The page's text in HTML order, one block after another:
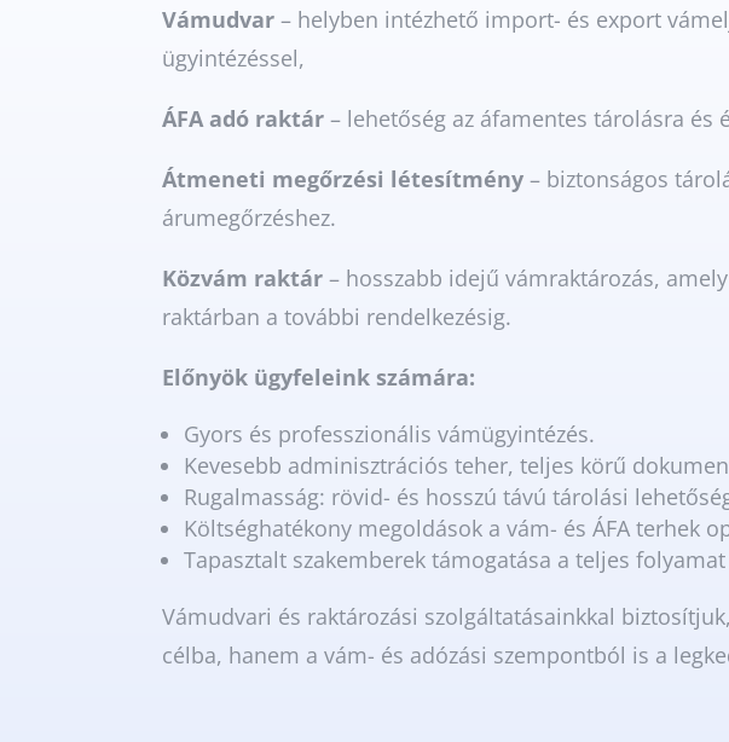
Vámudvar – helyben intézhető import- és export
ügyintézéssel,
ÁFA adó raktár – lehetőség az áfamentes tárolásra
Átmeneti megőrzési létesítmény – biztonságos
árumegőrzéshez.
Közvám raktár – hosszabb idejű vámraktározás,
raktárban a további rendelkezésig.
Előnyök ügyfeleink számára:
Gyors és professzionális vámügyintézés.
Kevesebb adminisztrációs teher, teljes körű
Rugalmasság: rövid- és hosszú távú tárolási
Költséghatékony megoldások a vám- és ÁFA terhek
Tapasztalt szakemberek támogatása a teljes
Vámudvari és raktározási szolgáltatásainkkal
célba, hanem a vám- és adózási szempontból is a